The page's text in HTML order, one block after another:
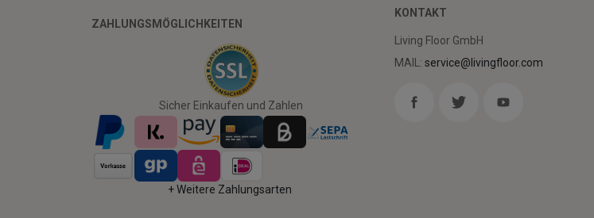
ZAHLUNGSMÖGLICHKEITEN
Sicher Einkaufen und Zahlen
+ Weitere Zahlungsarten
KONTAKT
Living Floor GmbH
MAIL:service@livingfloor.com
Twitter Youtube